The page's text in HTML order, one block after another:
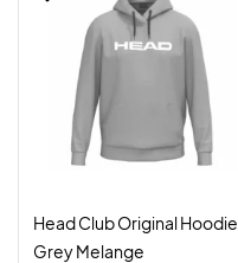
Head Club Original Hoodie
Grey Melange